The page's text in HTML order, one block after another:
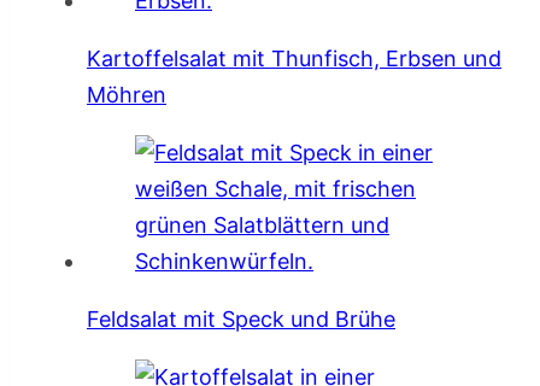
Kartoffelsalat mit Thunfisch, Erbsen und
Möhren
Feldsalat mit Speck und Brühe